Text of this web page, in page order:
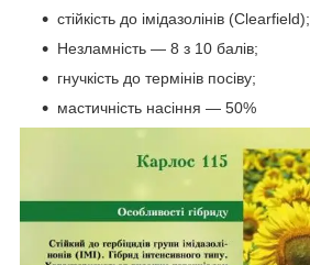
стійкість до імідазолінів (Clearfield);
Незламність — 8 з 10 балів;
гнучкість до термінів посіву;
мастичність насіння — 50%